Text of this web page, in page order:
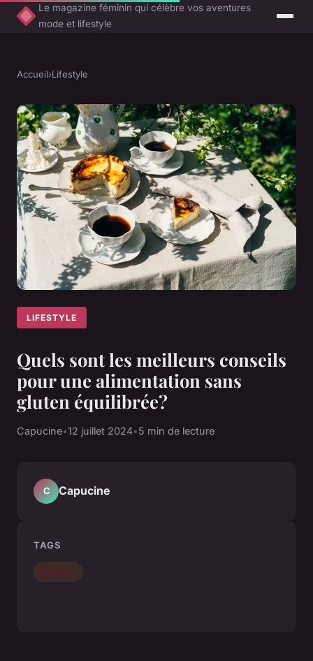
Le magazine féminin qui célèbre vos aventures
mode et lifestyle
Accueil›Lifestyle
LIFESTYLE
Quels sont les meilleurs conseils
pour une alimentation sans
gluten équilibrée?
Capucine•12 juillet 2024•5 min de lecture
C Capucine
TAGS
Lifestyle